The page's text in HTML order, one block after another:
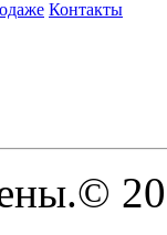
Контакты